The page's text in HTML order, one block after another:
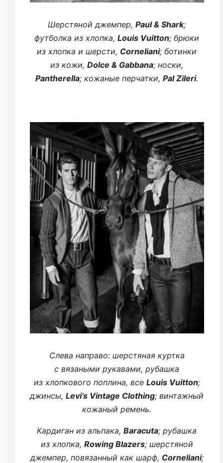
Шерстяной джемпер,Paul & Shark;
футболка из хлопка,Louis Vuitton; брюки
из хлопка и шерсти, Corneliani; ботинки
из кожи,Dolce & Gabbana; носки,
Pantherella; кожаные перчатки,Pal Zileri.
Cлева направо: шерстяная куртка
с вязаными рукавами, рубашка
из хлопкового поплина, все Louis Vuitton;
джинсы,Levi’s Vintage Clothing; винтажный
кожаный ремень.
Кардиган из альпака,Baracuta; рубашка
из хлопка, Rowing Blazers; шерстяной
джемпер, повязанный как шарф, Corneliani;